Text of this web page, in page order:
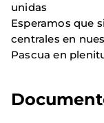
unidas
Esperamos que
centrales en
Pascua en